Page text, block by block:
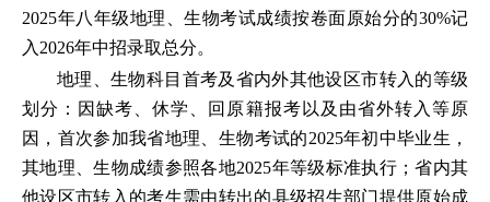
2025年八年级地理、生物考试成绩按卷面原始分的30%记
入2026年中招录取总分。
地理、生物科目首考及省内外其他设区市转入的等级
划分：因缺考、休学、回原籍报考以及由省外转入等原
因，首次参加我省地理、生物考试的2025年初中毕业生，
其地理、生物成绩参照各地2025年等级标准执行；省内其
他设区市转入的考生需由转出的县级招生部门提供原始成